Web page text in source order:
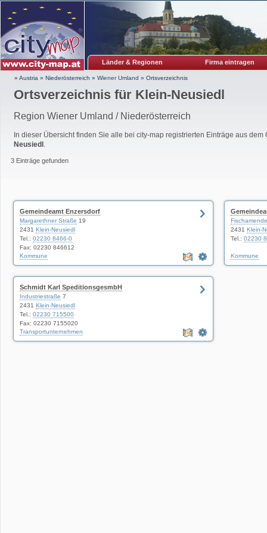
Länder & Regionen Firma eintragen
» Austria » Niederösterreich » Wiener Umland » Ortsverzeichnis
Ortsverzeichnis für Klein-Neusiedl
Region Wiener Umland / Niederösterreich
In dieser Übersicht finden Sie alle bei city-map registrierten Einträge aus dem
Neusiedl .
3 Einträge gefunden
Gemeindeamt Enzersdorf
Margarethner Straße 19
2431 Klein-Neusiedl
Tel.: 02230 8466-0
Fax: 02230 846612
Kommune
2431 Klein-
Tel.: 02230
Kommune
Schmidt Karl SpeditionsgesmbH
Industriestraße 7
2431 Klein-Neusiedl
Tel.: 02230 715500
Fax: 02230 7155020
Transportunternehmen